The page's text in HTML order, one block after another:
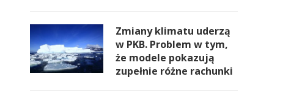
Zmiany klimatu uderzą
w PKB. Problem w tym,
że modele pokazują
zupełnie różne rachunki